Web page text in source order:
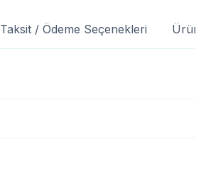
Taksit / Ödeme Seçenekleri Ürün